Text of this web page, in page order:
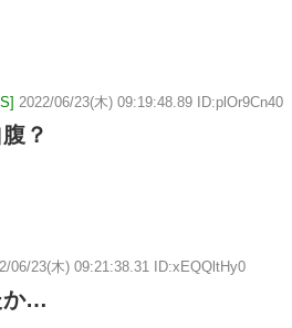
2022/06/23(木) 09:19:48.89 ID:plOr9Cn40
？
06/23(木) 09:21:38.31 ID:xEQQltHy0
か…